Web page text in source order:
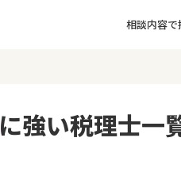
相談内容で
に強い税理士一